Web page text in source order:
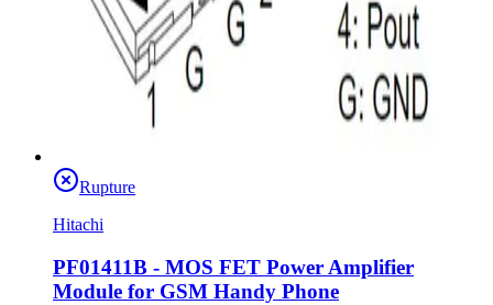
Rupture
Hitachi
PF01411B - MOS FET Power Amplifier
Module for GSM Handy Phone